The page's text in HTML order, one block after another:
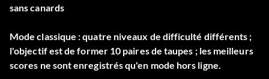
sans canards
Mode classique : quatre niveaux de difficulté différents ;
l'objectif est de former 10 paires de taupes ; les meilleurs
scores ne sont enregistrés qu'en mode hors ligne.